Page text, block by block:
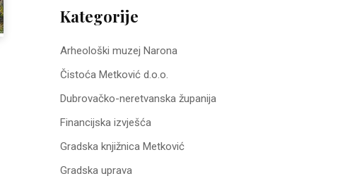
Kategorije
Arheološki muzej Narona
Čistoća Metković d.o.o.
Dubrovačko-neretvanska županija
Financijska izvješća
Gradska knjižnica Metković
Gradska uprava